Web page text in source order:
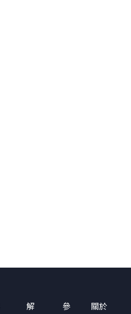
解
參
關於